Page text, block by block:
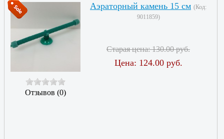
Отзывов (0)
Аэраторный камень 15 см (Код:
9011859)
Старая цена:130.00 руб.
Цена: 124.00 руб.